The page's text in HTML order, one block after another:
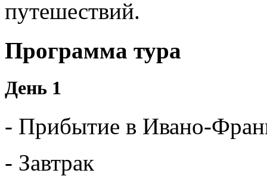
путешествий.
Программа тура
День 1
- Прибытие в Ивано-
- Завтрак